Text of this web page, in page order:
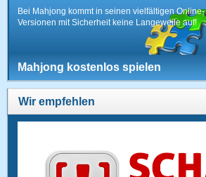
Bei Mahjong kommt in seinen vielfältigen Online-
Versionen mit Sicherheit keine Langeweile auf!
Mahjong kostenlos spielen
Wir empfehlen